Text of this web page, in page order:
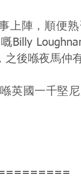
上陣，順便
Billy
後喺夜馬仲
英國一千堅